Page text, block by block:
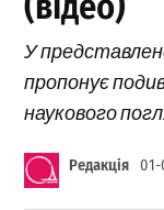
У
пропонує
наукового
Редакція 01-